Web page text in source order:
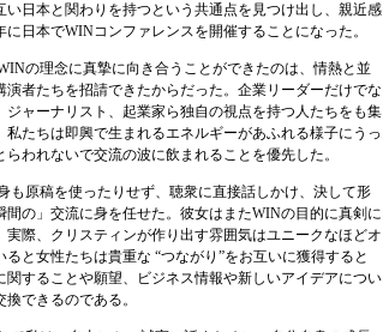
い日本と関わりを持つという共通点を見つけ出し、親近感
に日本でWINコンファレンスを開催することになった。
の理念に真摯に向き合うことができたのは、情熱と並
演者たちを招請できたからだった。企業リーダーだけでな
ジャーナリスト、起業家ら独自の視点を持つ人たちをも集
私たちは即興で生ま れるエネルギーがあふれる様子にうっ
らわれないで交流の波に飲まれることを優先した。
も原稿を使ったりせず、聴衆に直接話しかけ、決して形
間の」交流に身を任せた。彼女はまたWINの目的に真剣に
実際、クリスティンが作り出す雰囲気はユニークなほどオ
ると女性たちは貴重な “つながり ”をお互いに獲得すると
関することや願望、ビジネス情報や新しいアイデアについ
できるのである。